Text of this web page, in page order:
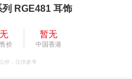
RGE481 耳饰
价
暂无
中国香港
价，仅供参考